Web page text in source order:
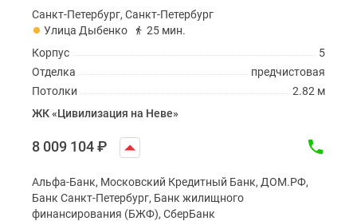
Санкт-Петербург, Санкт-Петербург
Улица Дыбенко
25 мин.
5
Корпус
предчистовая
Отделка
2.82 м
Потолки
ЖК «Цивилизация на Неве»
8 009 104₽
Альфа-Банк, Московский Кредитный Банк, ДОМ.РФ,
Банк Санкт-Петербург, Банк жилищного
финансирования (БЖФ), СберБанк